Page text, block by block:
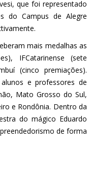
que foi representado
do Campus de Alegre
mais medalhas as
IFCatarinense (sete
(cinco premiações).
e professores de
Mato Grosso do Sul,
e Rondônia. Dentro da
do mágico Eduardo
de forma